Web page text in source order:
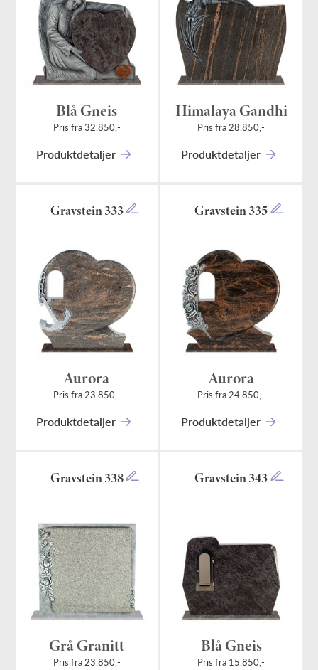
Blå Gneis
Pris fra 32.850,-
Produktdetaljer
Himalaya Gandhi
Pris fra 28.850,-
Produktdetaljer
Gravstein 333
Aurora
Pris fra 23.850,-
Produktdetaljer
Gravstein 335
Aurora
Pris fra 24.850,-
Produktdetaljer
Gravstein 338
Grå Granitt
Pris fra 23.850,-
Gravstein 343
Blå Gneis
Pris fra 15.850,-